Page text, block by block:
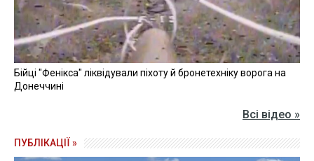
Бійці "Фенікса" ліквідували піхоту й бронетехніку ворога на
Донеччині
Всі відео »
ПУБЛІКАЦІЇ »